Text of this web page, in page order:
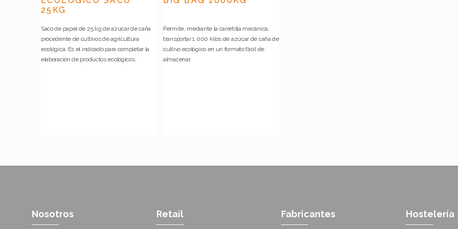
25KG
Saco de papel de 25 kg de azúcar de caña
procedente de cultivos de agricultura
ecológica. Es el indicado para completar la
elaboración de productos ecológicos.
Permite, mediante la carretilla mecánica,
transportar 1.000 kilos de azúcar de caña de
cultivo ecológico en un formato fácil de
almacenar.
Nosotros Retail Fabricantes Hostelería